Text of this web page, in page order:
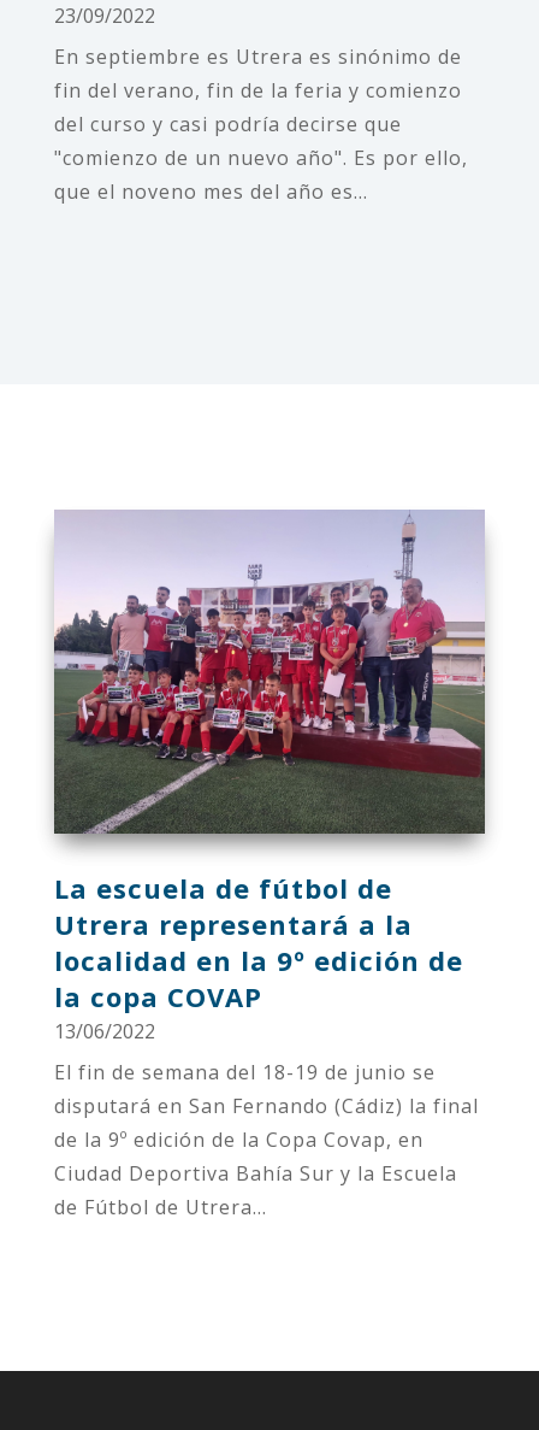
23/09/2022
En septiembre es Utrera es sinónimo de
fin del verano, fin de la feria y comienzo
del curso y casi podría decirse que
"comienzo de un nuevo año". Es por ello,
que el noveno mes del año es...
La escuela de fútbol de
Utrera representará a la
localidad en la 9º edición de
la copa COVAP
13/06/2022
El fin de semana del 18-19 de junio se
disputará en San Fernando (Cádiz) la final
de la 9º edición de la Copa Covap, en
Ciudad Deportiva Bahía Sur y la Escuela
de Fútbol de Utrera...